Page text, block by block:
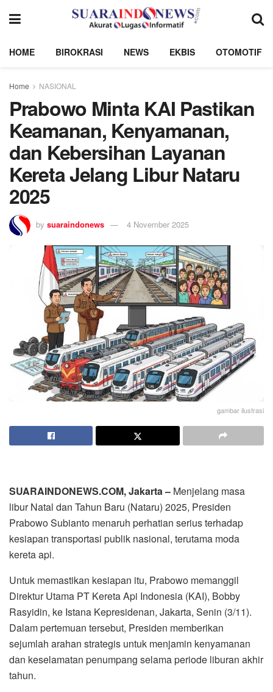
HOME BIROKRASI NEWS EKBIS OTOMOTIF
Home NASIONAL
Prabowo Minta KAI Pastikan
Keamanan, Kenyamanan,
dan Kebersihan Layanan
Kereta Jelang Libur Nataru
2025
by suaraindonews 4 November 2025
gambar ilustrasi
SUARAINDONEWS.COM, Jakarta – Menjelang masa
libur Natal dan Tahun Baru (Nataru) 2025, Presiden
Prabowo Subianto menaruh perhatian serius terhadap
kesiapan transportasi publik nasional, terutama moda
kereta api.
Untuk memastikan kesiapan itu, Prabowo memanggil
Direktur Utama PT Kereta Api Indonesia (KAI), Bobby
Rasyidin, ke Istana Kepresidenan, Jakarta, Senin (3/11).
Dalam pertemuan tersebut, Presiden memberikan
sejumlah arahan strategis untuk menjamin kenyamanan
dan keselamatan penumpang selama periode liburan akhir
tahun.